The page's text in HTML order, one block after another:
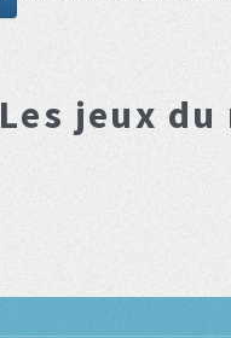
Les jeux